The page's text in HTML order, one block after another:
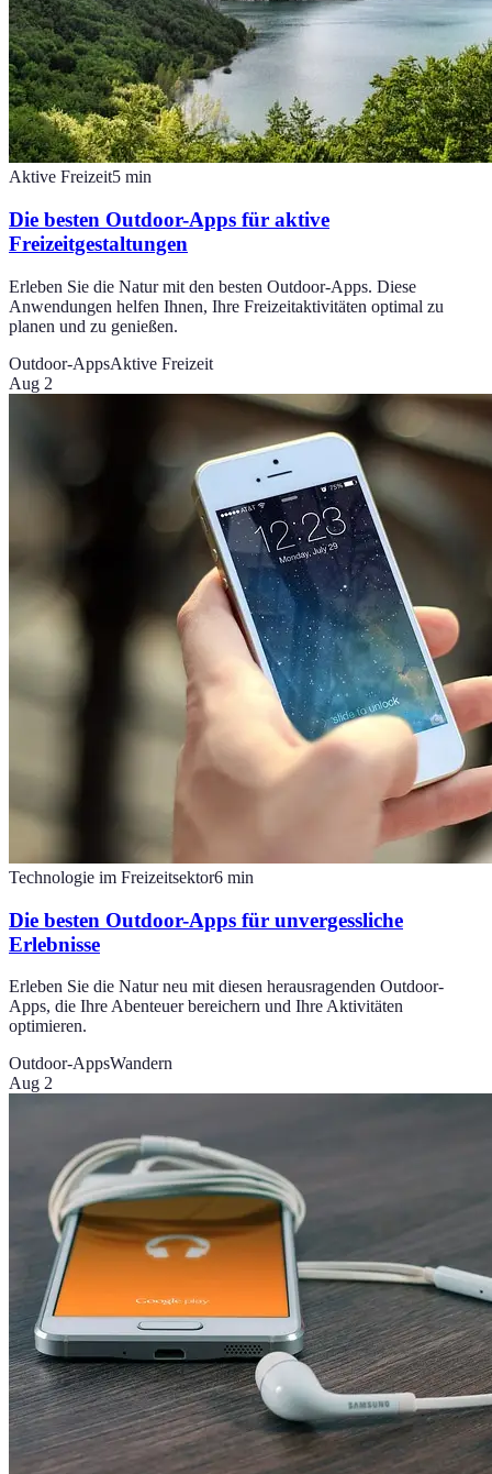
Aktive Freizeit5 min
Die besten Outdoor-Apps für aktive
Freizeitgestaltungen
Erleben Sie die Natur mit den besten Outdoor-Apps. Diese
Anwendungen helfen Ihnen, Ihre Freizeitaktivitäten optimal zu
planen und zu genießen.
Outdoor-AppsAktive Freizeit
Aug 2
Technologie im Freizeitsektor6 min
Die besten Outdoor-Apps für unvergessliche
Erlebnisse
Erleben Sie die Natur neu mit diesen herausragenden Outdoor-
Apps, die Ihre Abenteuer bereichern und Ihre Aktivitäten
optimieren.
Outdoor-AppsWandern
Aug 2